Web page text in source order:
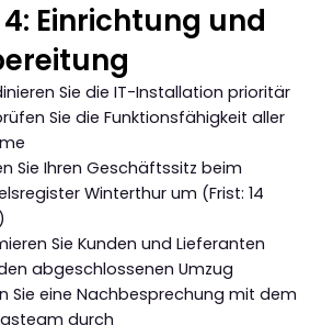
Einrichtung und
Sie die IT-Installation prioritär
Sie die Funktionsfähigkeit aller
Sie Ihren Geschäftssitz beim
Winterthur um (Frist: 14
Sie Kunden und Lieferanten
abgeschlossenen Umzug
Sie eine Nachbesprechung mit dem
durch